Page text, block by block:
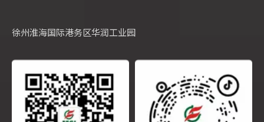
发电
徐州淮海国际港务区华润工业园